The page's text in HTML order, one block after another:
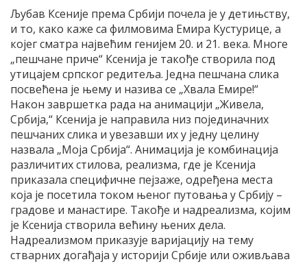
Љубав Ксеније према Србији почела је у детињству,
и то, како каже са филмовима Емира Кустурице, а
којег сматра највећим генијем 20. и 21. века. Многе
„пешчане приче“ Ксенија је такође створила под
утицајем српског редитеља. Једна пешчана слика
посвећена је њему и назива се „Хвала Емире!“
Након завршетка рада на анимацији „Живела,
Србија,“ Ксенија је направила низ појединачних
пешчаних слика и увезавши их у једну целину
назвала „Моја Србија“. Анимација је комбинација
различитих стилова, реализма, где је Ксенија
приказала специфичне пејзаже, одређена места
која је посетила током њеног путовања у Србију –
градове и манастире. Такође и надреализма, којим
је Ксенија створила већину њених дела.
Надреализмом приказује варијацију на тему
стварних догађаја у историји Србије или оживљава